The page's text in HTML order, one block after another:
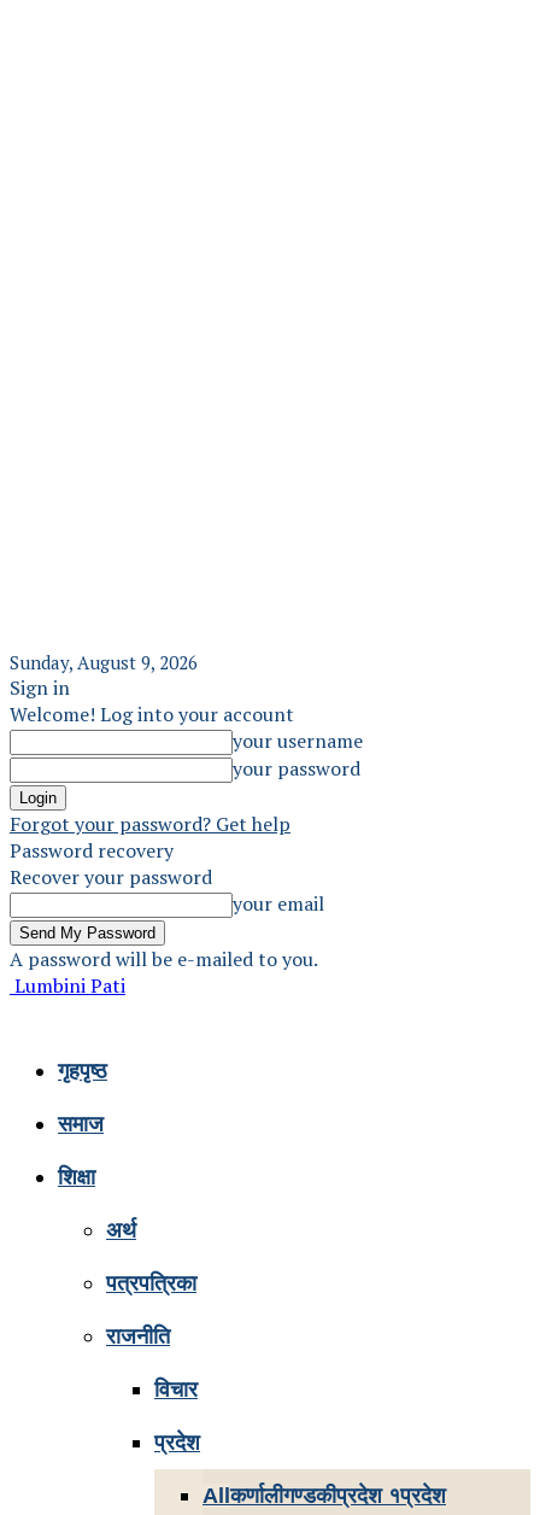
Sunday, August 9, 2026
Sign in
Welcome! Log into your account
your username
your password
Forgot your password? Get help
Password recovery
Recover your password
your email
A password will be e-mailed to you.
Lumbini Pati
गृहपृष्ठ
समाज
शिक्षा
अर्थ
पत्रपत्रिका
राजनीति
विचार
प्रदेश
Allकर्णालीगण्डकीप्रदेश १प्रदेश